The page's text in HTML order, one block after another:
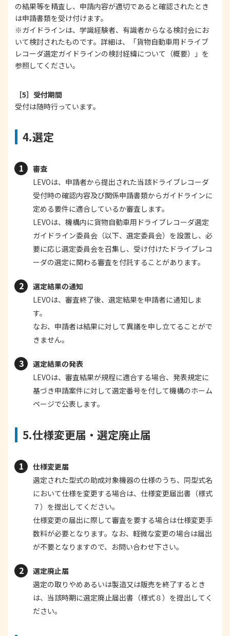
の結果等を精査し、申請内容が適切であると確認されたとき
は申請書類を受け付けます。
※ガイドラインは、学識経験者、有識者からなる検討会にお
いて検討されたものです。詳細は、「貨物自動車用ドライブ
レコーダ選定ガイドラインの検討経緯について（概要）」を
参照してください。
［5］受付期間
受付は随時行っています。
4.選定
審査
LEVOは、申請者から提出された当該ドライブレコーダ
受付時の確認内容及び関係申請書類からガイドラインに
定める要件に適合しているか審査します。
LEVOは、機構内に貨物自動車用ドライブレコーダ選定
ガイドライン委員会（以下、選定委員会）を設置し、必
要に応じ選定委員会を召集し、受け付けたドライブレコ
ーダの選定に関わる審査を付託することがあります。
選定結果の通知
LEVOは、審査終了後、選定結果を申請者に通知しま
す。
なお、申請者は結果に対して異議を申し立てることがで
きません。
選定結果の発表
LEVOは、審査結果が規程に適合する場合、発表規定に
基づき申請案件に対して選定番号を付して機構のホーム
ページで公表します。
5.仕様変更届・選定廃止届
仕様変更届
選定された型式の助成対象機器の仕様のうち、同型式名
において仕様を変更する場合は、仕様変更届出書（様式
７）を提出してください。
仕様変更の届出に際して審査を要する場合は仕様変更手
数料が必要となります。なお、軽微な変更の場合は届出
が不要となりますので、お問い合わせ下さい。
選定廃止届
選定の取りやめあるいは製造又は販売を終了するとき
は、当該時期に選定廃止届出書（様式８）を提出してく
ださい。